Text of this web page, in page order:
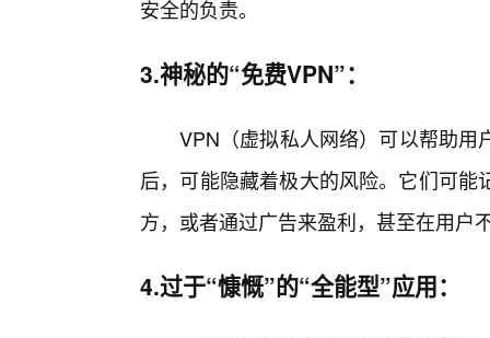
安全的负责。
3.神秘的“免费VPN”：
VPN（虚拟私人网络）可以帮助
后，可能隐藏着极大的风险。它们可
方，或者通过广告来盈利，甚至在用户
4.过于“慷慨”的“全能型”应用：